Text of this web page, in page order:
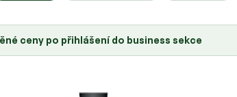
ceny po přihlášení do business sekce